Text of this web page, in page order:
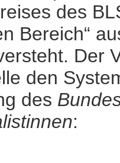
des
Bereich“
Der
den
des
: